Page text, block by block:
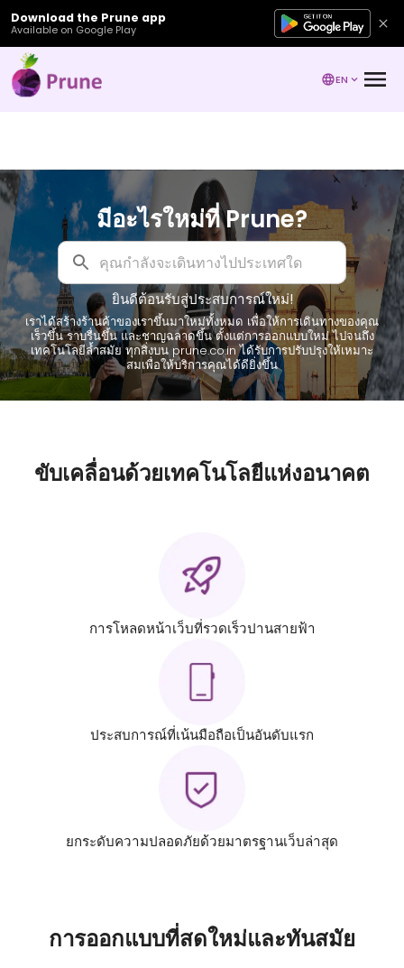
Download the Prune app
Available on Google Play
EN
มีอะไรใหม่ที่ Prune?
ยินดีต้อนรับสู่ประสบการณ์ใหม่!
เราได้สร้างร้านค้าของเราขึ้นมาใหม่ทั้งหมด เพื่อให้การเดินทางของคุณ
เร็วขึ้น ราบรื่นขึ้น และชาญฉลาดขึ้น ตั้งแต่การออกแบบใหม่ ไปจนถึง
เทคโนโลยีล้ำสมัย ทุกสิ่งบน prune.co.in ได้รับการปรับปรุงให้เหมาะ
สมเพื่อให้บริการคุณได้ดียิ่งขึ้น
ขับเคลื่อนด้วยเทคโนโลยีแห่งอนาคต
การโหลดหน้าเว็บที่รวดเร็วปานสายฟ้า
ประสบการณ์ที่เน้นมือถือเป็นอันดับแรก
ยกระดับความปลอดภัยด้วยมาตรฐานเว็บล่าสุด
การออกแบบที่สดใหม่และทันสมัย